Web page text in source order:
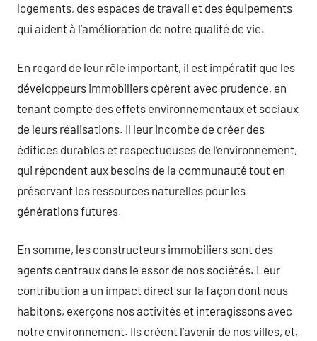
logements, des espaces de travail et des équipements
qui aident à l’amélioration de notre qualité de vie.
En regard de leur rôle important, il est impératif que les
développeurs immobiliers opèrent avec prudence, en
tenant compte des effets environnementaux et sociaux
de leurs réalisations. Il leur incombe de créer des
édifices durables et respectueuses de l’environnement,
qui répondent aux besoins de la communauté tout en
préservant les ressources naturelles pour les
générations futures.
En somme, les constructeurs immobiliers sont des
agents centraux dans le essor de nos sociétés. Leur
contribution a un impact direct sur la façon dont nous
habitons, exerçons nos activités et interagissons avec
notre environnement. Ils créent l’avenir de nos villes, et,